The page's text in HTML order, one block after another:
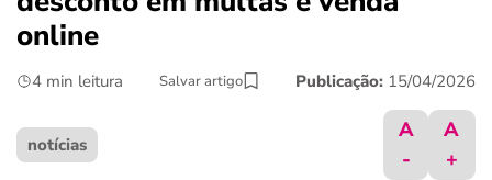
benefícios
últimas notícias
online
4 min leitura Salvar artigo Publicação: 15/04/2026
notícias
A
-
A
+